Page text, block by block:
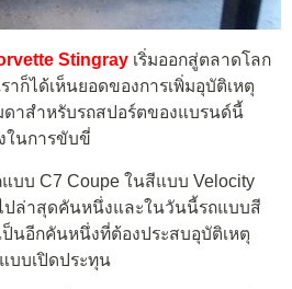
Stingray เริ่มออกสู่ตลาดโลก
าก็ได้เห็นยอดของการเพิ่มอุบัติเหตุ
ดาสำหรับรถสปอร์ตของแบรนด์นี้
ในการขับขี่
บบ C7 Coupe ในสีแบบ Velocity
ปล่าสุดคันหนึ่งและในวันนี้รถแบบสี
ป็นอีกคันหนึ่งที่ต้องประสบอุบัติเหตุ
บบเปิดประทุน